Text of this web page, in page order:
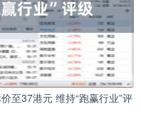
至37港元 维持“跑赢行业”评